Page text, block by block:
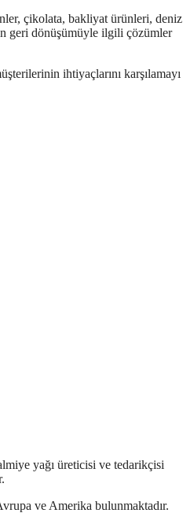
çikolata, bakliyat ürünleri, deniz
geri dönüşümüyle ilgili çözümler
ihtiyaçlarını karşılamayı
yağı üreticisi ve tedarikçisi
ve Amerika bulunmaktadır.